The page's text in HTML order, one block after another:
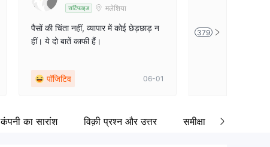
सर्टिफाइड मलेशिया
पैसों की चिंता नहीं, व्यापार में कोई छेड़छाड़ न
हीं। ये दो बातें काफी हैं।
पॉजिटिव 06-01
कुल मिलाकर ठीक है,
379
कंपनी का सारांश विक़ी प्रश्न और उत्तर समीक्षा